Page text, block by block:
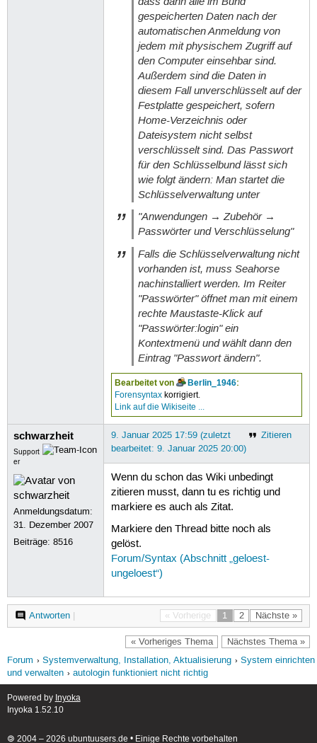
gespeicherten Daten nach der
automatischen Anmeldung von
jedem mit physischem Zugriff auf
den Computer einsehbar sind.
Außerdem sind die Daten in
diesem Fall unverschlüsselt auf der
Festplatte gespeichert, sofern
Home-Verzeichnis oder
Dateisystem nicht selbst
verschlüsselt sind. Das Passwort
für den Schlüsselbund lässt sich
wie folgt ändern: Man startet die
Schlüsselverwaltung unter
"Anwendungen → Zubehör →
Passwörter und Verschlüsselung"
Falls die Schlüsselverwaltung nicht
vorhanden ist, muss Seahorse
nachinstalliert werden. Im Reiter
"Passwörter" öffnet man mit einem
rechte Maustaste-Klick auf
"Passwörter:login" ein
Kontextmenü und wählt dann den
Eintrag "Passwort ändern".
Bearbeitet von Berlin_1946:
Forensyntax korrigiert.
Link auf die Wikiseite ...
schwarzheit
Support
er
Anmeldungsdatum:
31. Dezember 2007
Beiträge:8516
Zitieren
9. Januar 2025 17:59 (zuletzt
bearbeitet: 9. Januar 2025 20:00)
Wenn du schon das Wiki unbedingt
zitieren musst, dann tu es richtig und
markiere es auch als Zitat.
Markiere den Thread bitte noch als
gelöst.
Forum/Syntax (Abschnitt „geloest-
ungeloest“)
« Vorherige 1 2 Nächste »
Antworten|
« Vorheriges Thema Nächstes Thema »
Forum Systemverwaltung, Installation, Aktualisierung
System einrichten
und verwalten
autologin funktioniert nicht richtig
Powered by Inyoka
Inyoka 1.52.10
🄯 2004 – 2026 ubuntuusers.de • Einige Rechte vorbehalten